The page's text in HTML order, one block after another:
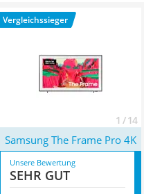
Lichtwecker
Acer Aspire
bzw. Vergleichstabelle.
2026 besonders das Modell
Vergleichssieger
1 / 14
Samsung The Frame Pro 4K
Unsere Bewertung
SEHR GUT